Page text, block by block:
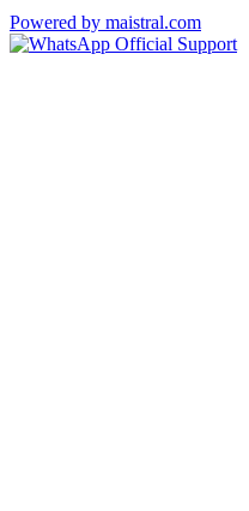
Powered by maistral.com